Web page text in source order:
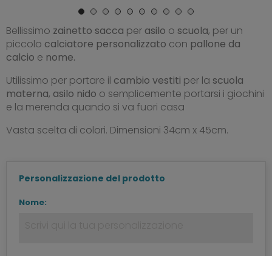
Bellissimo zainetto sacca per asilo o scuola, per un
piccolo calciatore personalizzato con pallone da
calcio e nome.
Utilissimo per portare il cambio vestiti per la scuola
materna, asilo nido o semplicemente portarsi i giochini
e la merenda quando si va fuori casa
Vasta scelta di colori. Dimensioni 34cm x 45cm.
Personalizzazione del prodotto
Nome: